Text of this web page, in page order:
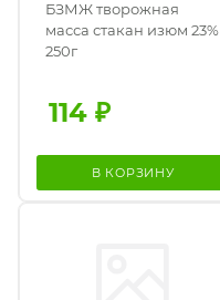
БЗМЖ творожная
масса стакан изюм 23%
250г
114 ₽
В КОРЗИНУ